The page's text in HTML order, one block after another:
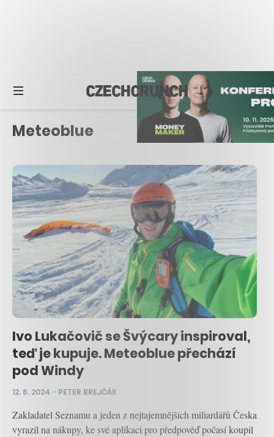
Meteoblue
Ivo Lukačovič se Švýcary inspiroval,
teď je kupuje. Meteoblue přechází
pod Windy
12. 6. 2024 – PETER BREJČÁK
Zakladatel Seznamu a jeden z nejtajemnějších miliardářů Česka
vyrazil na nákupy, ke své aplikaci pro předpověď počasí koupil